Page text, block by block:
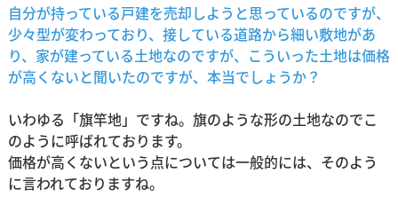
自分が持っている戸建を売却しようと思っているのですが、
少々型が変わっており、接している道路から細い敷地があ
り、家が建っている土地なのですが、こういった土地は価格
が高くないと聞いたのですが、本当でしょうか？
いわゆる「旗竿地」ですね。旗のような形の土地なのでこ
のように呼ばれております。
価格が高くないという点については一般的には、そのよう
に言われておりますね。